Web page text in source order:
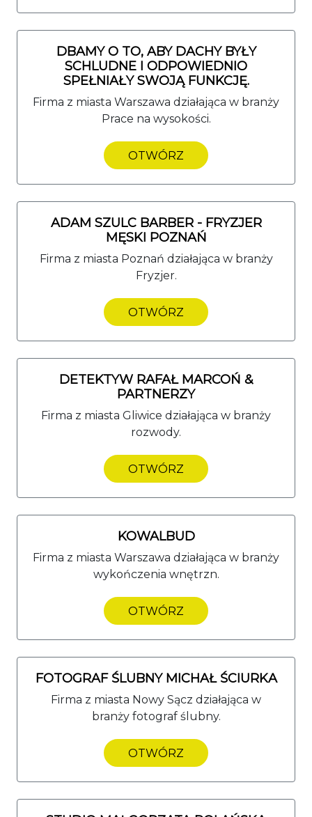
DBAMY O TO, ABY DACHY BYŁY
SCHLUDNE I ODPOWIEDNIO
SPEŁNIAŁY SWOJĄ FUNKCJĘ.
Firma z miasta Warszawa działająca w branży
Prace na wysokości.
OTWÓRZ
ADAM SZULC BARBER - FRYZJER
MĘSKI POZNAŃ
Firma z miasta Poznań działająca w branży
Fryzjer.
OTWÓRZ
DETEKTYW RAFAŁ MARCOŃ &
PARTNERZY
Firma z miasta Gliwice działająca w branży
rozwody.
OTWÓRZ
KOWALBUD
Firma z miasta Warszawa działająca w branży
wykończenia wnętrzn.
OTWÓRZ
FOTOGRAF ŚLUBNY MICHAŁ ŚCIURKA
Firma z miasta Nowy Sącz działająca w
branży fotograf ślubny.
OTWÓRZ